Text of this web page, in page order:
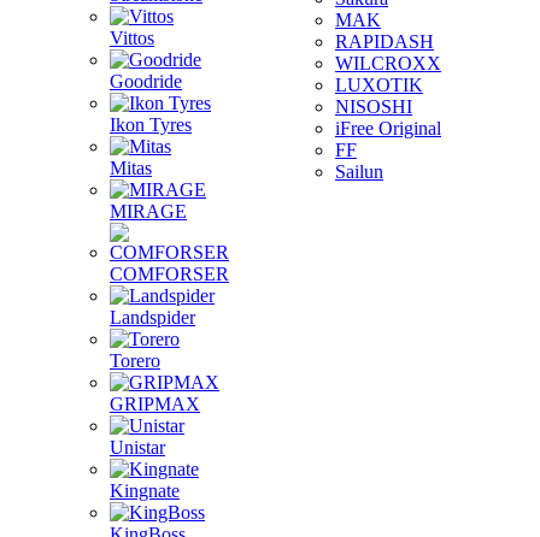
Vittos
Goodride
Ikon Tyres
Mitas
MIRAGE
COMFORSER
Landspider
Torero
GRIPMAX
Unistar
Kingnate
MAK
RAPIDASH
WILCROXX
LUXOTIK
NISOSHI
iFree Original
FF
Sailun